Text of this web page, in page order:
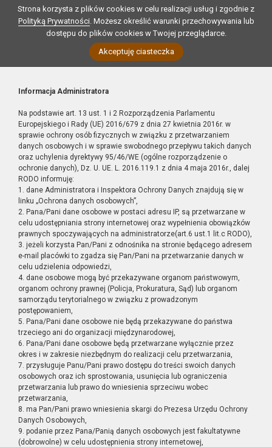
Strona korzysta z plików cookies w celu realizacji usług i zgodnie z
Polityką Prywatności. Możesz określić warunki przechowywania lub
dostępu do plików cookies w Twojej przeglądarce.
Akceptuję ciasteczka
Informacja Administratora
Na podstawie art. 13 ust. 1 i 2 Rozporządzenia Parlamentu
Europejskiego i Rady (UE) 2016/679 z dnia 27 kwietnia 2016r. w
sprawie ochrony osób fizycznych w związku z przetwarzaniem
danych osobowych i w sprawie swobodnego przepływu takich danych
oraz uchylenia dyrektywy 95/46/WE (ogólne rozporządzenie o
ochronie danych), Dz. U. UE. L. 2016.119.1 z dnia 4 maja 2016r., dalej
RODO informuję:
1. dane Administratora i Inspektora Ochrony Danych znajdują się w
linku „Ochrona danych osobowych”,
2. Pana/Pani dane osobowe w postaci adresu IP, są przetwarzane w
celu udostępniania strony internetowej oraz wypełnienia obowiązków
prawnych spoczywających na administratorze(art.6 ust.1 lit.c RODO),
3. jeżeli korzysta Pan/Pani z odnośnika na stronie będącego adresem
e-mail placówki to zgadza się Pan/Pani na przetwarzanie danych w
celu udzielenia odpowiedzi,
4. dane osobowe mogą być przekazywane organom państwowym,
organom ochrony prawnej (Policja, Prokuratura, Sąd) lub organom
samorządu terytorialnego w związku z prowadzonym
postępowaniem,
5. Pana/Pani dane osobowe nie będą przekazywane do państwa
trzeciego ani do organizacji międzynarodowej,
6. Pana/Pani dane osobowe będą przetwarzane wyłącznie przez
okres i w zakresie niezbędnym do realizacji celu przetwarzania,
7. przysługuje Panu/Pani prawo dostępu do treści swoich danych
osobowych oraz ich sprostowania, usunięcia lub ograniczenia
przetwarzania lub prawo do wniesienia sprzeciwu wobec
przetwarzania,
8. ma Pan/Pani prawo wniesienia skargi do Prezesa Urzędu Ochrony
Danych Osobowych,
9. podanie przez Pana/Panią danych osobowych jest fakultatywne
(dobrowolne) w celu udostępnienia strony internetowej,